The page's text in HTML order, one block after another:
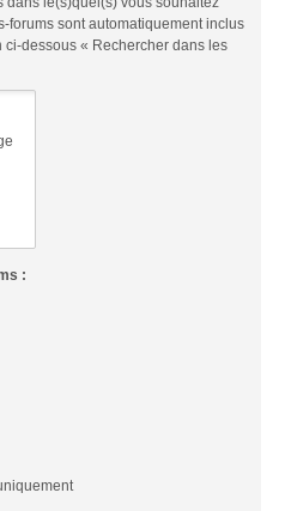
forums sont automatiquement inclus
ci-dessous « Rechercher dans les
: